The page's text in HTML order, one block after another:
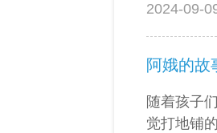
2024-09-
阿娥的故
随着孩子
觉打地铺